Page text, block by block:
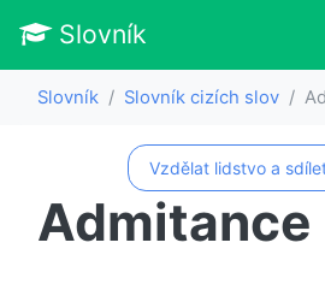
Slovník
Slovník Slovník cizích slov
Vzdělat lidstvo a
Admitance